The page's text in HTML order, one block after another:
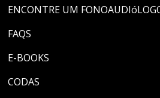
ENCONTRE UM
FAQS
E-BOOKS
CODAS